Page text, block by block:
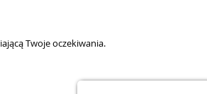
Twoje oczekiwania.